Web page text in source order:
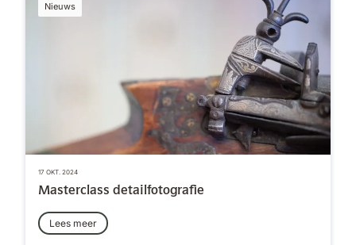
Nieuws
17 OKT. 2024
Masterclass detailfotografie
Lees meer